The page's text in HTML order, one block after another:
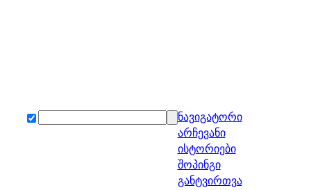
ნავიგატორი
არჩევანი
ისტორიები
შოპინგი
განტვირთვა